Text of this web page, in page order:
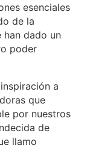
esenciales
de la
han dado un
poder
a
que
por nuestros
de
llamo